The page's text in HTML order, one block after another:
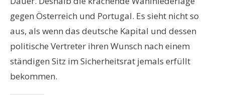
gegen Österreich und Portugal. Es sieht nicht so
aus, als wenn das deutsche Kapital und dessen
politische Vertreter ihren Wunsch nach einem
ständigen Sitz im Sicherheitsrat jemals erfüllt
bekommen.